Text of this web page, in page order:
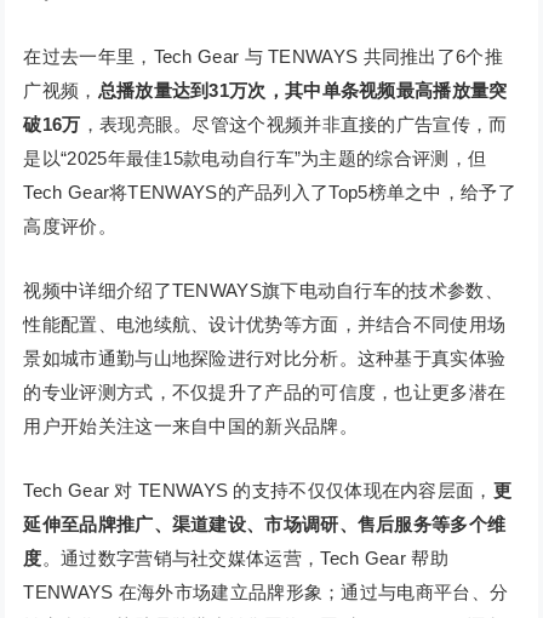
在过去一年里，Tech Gear 与 TENWAYS 共同推出了6个推
广视频， 总播放量达到31万次，其中单条视频最高播放量突
破16万 ，表现亮眼。尽管这个视频并非直接的广告宣传，而
是以“2025年最佳15款电动自行车”为主题的综合评测，但
Tech Gear将TENWAYS的产品列入了Top5榜单之中，给予了
高度评价。
视频中详细介绍了TENWAYS旗下电动自行车的技术参数、
性能配置、电池续航、设计优势等方面，并结合不同使用场
景如城市通勤与山地探险进行对比分析。这种基于真实体验
的专业评测方式，不仅提升了产品的可信度，也让更多潜在
用户开始关注这一来自中国的新兴品牌。
Tech Gear 对 TENWAYS 的支持不仅仅体现在内容层面， 更
延伸至品牌推广、渠道建设、市场调研、售后服务等多个维
度。通过数字营销与社交媒体运营，Tech Gear 帮助
TENWAYS 在海外市场建立品牌形象；通过与电商平台、分